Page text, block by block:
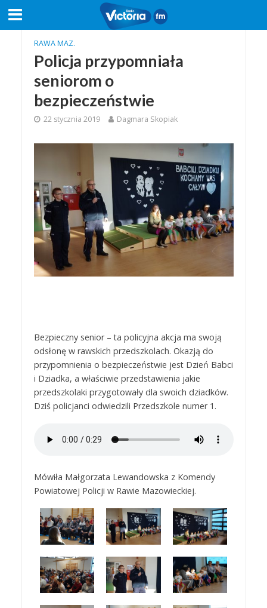
RAWA MAZ.
Policja przypomniała
seniorom o
bezpieczeństwie
22 stycznia 2019 Dagmara Skopiak
Bezpieczny senior – ta policyjna akcja ma swoją
odsłonę w rawskich przedszkolach. Okazją do
przypomnienia o bezpieczeństwie jest Dzień Babci
i Dziadka, a właściwie przedstawienia jakie
przedszkolaki przygotowały dla swoich dziadków.
Dziś policjanci odwiedzili Przedszkole numer 1.
Mówiła Małgorzata Lewandowska z Komendy
Powiatowej Policji w Rawie Mazowieckiej.